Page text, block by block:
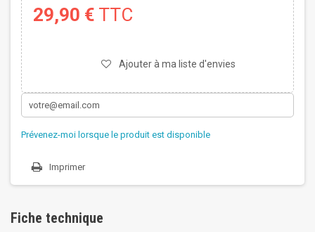
29,90 € TTC
Ajouter à ma liste d'envies
Prévenez-moi lorsque le produit est disponible
Imprimer
Fiche technique